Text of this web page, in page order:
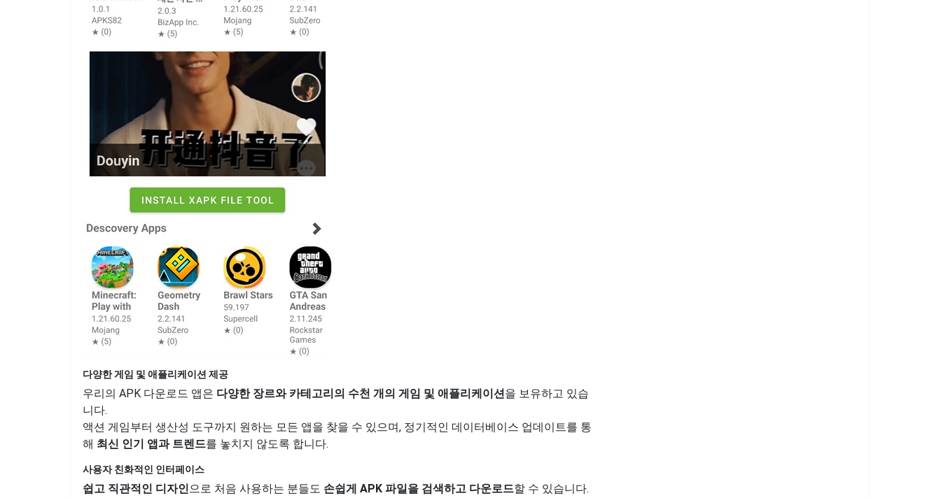
다양한 게임 및 애플리케이션 제공
우리의 APK 다운로드 앱은 다양한 장르와 카테고리의 수천 개의 게임 및 애플리케이션을 보유하고 있습
니다.
액션 게임부터 생산성 도구까지 원하는 모든 앱을 찾을 수 있으며, 정기적인 데이터베이스 업데이트를 통
해 최신 인기 앱과 트렌드를 놓치지 않도록 합니다.
사용자 친화적인 인터페이스
쉽고 직관적인 디자인으로 처음 사용하는 분들도 손쉽게 APK 파일을 검색하고 다운로드할 수 있습니다.